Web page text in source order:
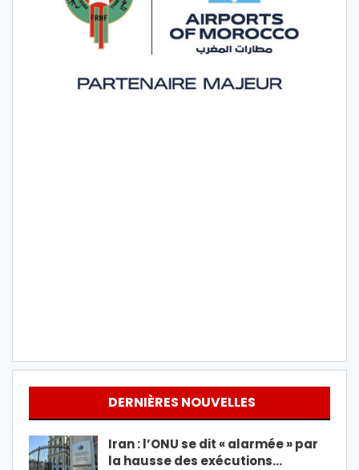
DERNIÈRES NOUVELLES
Iran : l’ONU se dit « alarmée » par
la hausse des exécutions…